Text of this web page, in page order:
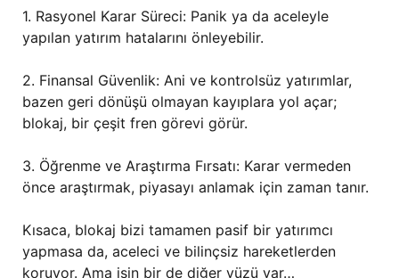
1. Rasyonel Karar Süreci: Panik ya da aceleyle
yapılan yatırım hatalarını önleyebilir.
2. Finansal Güvenlik: Ani ve kontrolsüz yatırımlar,
bazen geri dönüşü olmayan kayıplara yol açar;
blokaj, bir çeşit fren görevi görür.
3. Öğrenme ve Araştırma Fırsatı: Karar vermeden
önce araştırmak, piyasayı anlamak için zaman tanır.
Kısaca, blokaj bizi tamamen pasif bir yatırımcı
yapmasa da, aceleci ve bilinçsiz hareketlerden
koruyor. Ama işin bir de diğer yüzü var…